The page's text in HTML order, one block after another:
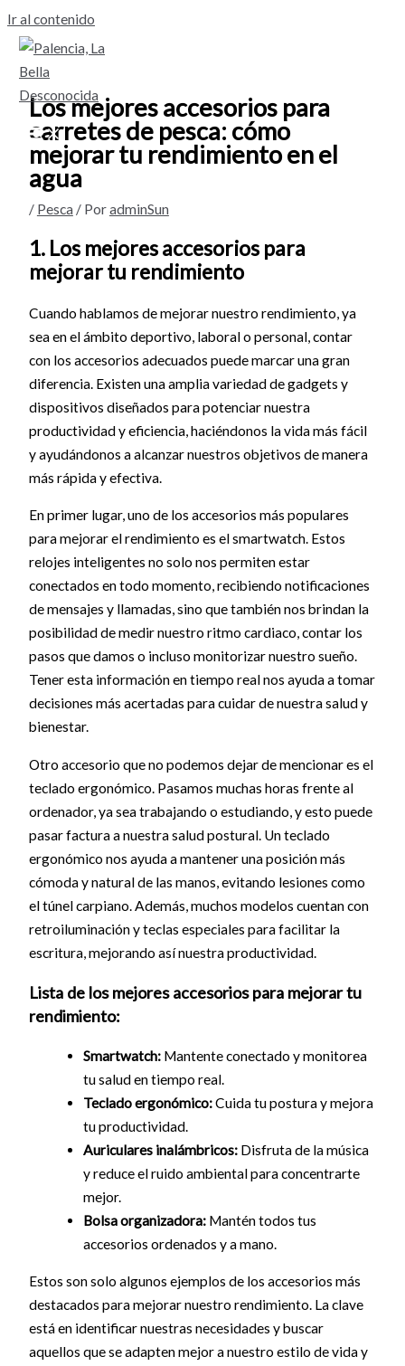
Ir al contenido
Los mejores accesorios para
carretes de pesca: cómo
mejorar tu rendimiento en el
agua
/ Pesca / PoradminSun
1. Los mejores accesorios para
mejorar tu rendimiento
Cuando hablamos de mejorar nuestro rendimiento, ya
sea en el ámbito deportivo, laboral o personal, contar
con los accesorios adecuados puede marcar una gran
diferencia. Existen una amplia variedad de gadgets y
dispositivos diseñados para potenciar nuestra
productividad y eficiencia, haciéndonos la vida más fácil
y ayudándonos a alcanzar nuestros objetivos de manera
más rápida y efectiva.
En primer lugar, uno de los accesorios más populares
para mejorar el rendimiento es el smartwatch. Estos
relojes inteligentes no solo nos permiten estar
conectados en todo momento, recibiendo notificaciones
de mensajes y llamadas, sino que también nos brindan la
posibilidad de medir nuestro ritmo cardiaco, contar los
pasos que damos o incluso monitorizar nuestro sueño.
Tener esta información en tiempo real nos ayuda a tomar
decisiones más acertadas para cuidar de nuestra salud y
bienestar.
Otro accesorio que no podemos dejar de mencionar es el
teclado ergonómico. Pasamos muchas horas frente al
ordenador, ya sea trabajando o estudiando, y esto puede
pasar factura a nuestra salud postural. Un teclado
ergonómico nos ayuda a mantener una posición más
cómoda y natural de las manos, evitando lesiones como
el túnel carpiano. Además, muchos modelos cuentan con
retroiluminación y teclas especiales para facilitar la
escritura, mejorando así nuestra productividad.
Lista de los mejores accesorios para mejorar tu
rendimiento:
Smartwatch:Mantente conectado y monitorea
tu salud en tiempo real.
Teclado ergonómico:Cuida tu postura y mejora
tu productividad.
Auriculares inalámbricos:Disfruta de la música
y reduce el ruido ambiental para concentrarte
mejor.
Bolsa organizadora:Mantén todos tus
accesorios ordenados y a mano.
Estos son solo algunos ejemplos de los accesorios más
destacados para mejorar nuestro rendimiento. La clave
está en identificar nuestras necesidades y buscar
aquellos que se adapten mejor a nuestro estilo de vida y